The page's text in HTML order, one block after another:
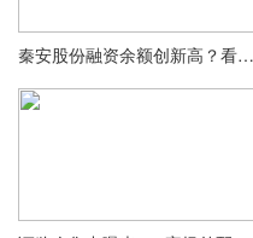
秦安股份融资余额创新高？看看机构加仓数据怎么说